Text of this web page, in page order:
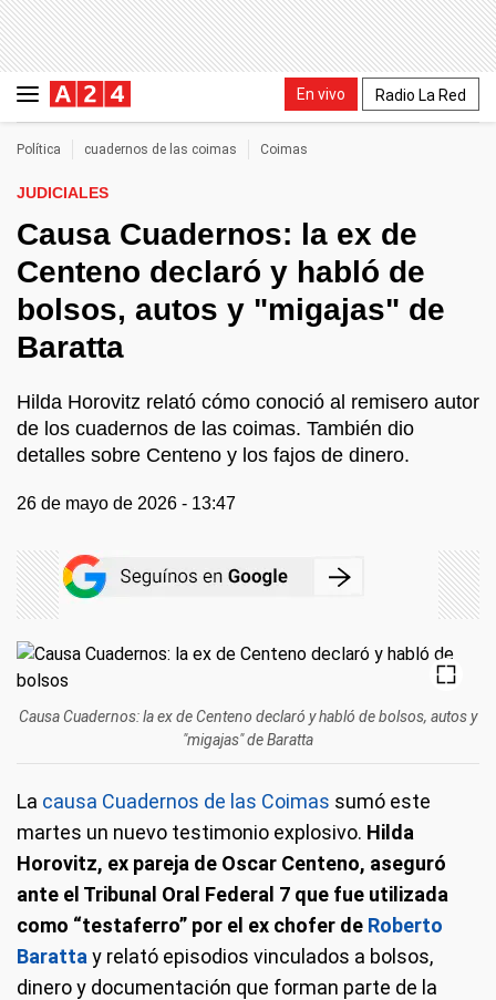
En vivo Radio La Red
Política cuadernos de las coimas Coimas
JUDICIALES
Causa Cuadernos: la ex de
Centeno declaró y habló de
bolsos, autos y "migajas" de
Baratta
Hilda Horovitz relató cómo conoció al remisero autor
de los cuadernos de las coimas. También dio
detalles sobre Centeno y los fajos de dinero.
26 de mayo de 2026 - 13:47
Causa Cuadernos: la ex de Centeno declaró y habló de bolsos, autos y
"migajas" de Baratta
La causa Cuadernos de las Coimas sumó este
martes un nuevo testimonio explosivo. Hilda
Horovitz, ex pareja de Oscar Centeno, aseguró
ante el Tribunal Oral Federal 7 que fue utilizada
como “testaferro” por el ex chofer de Roberto
Baratta y relató episodios vinculados a bolsos,
dinero y documentación que forman parte de la